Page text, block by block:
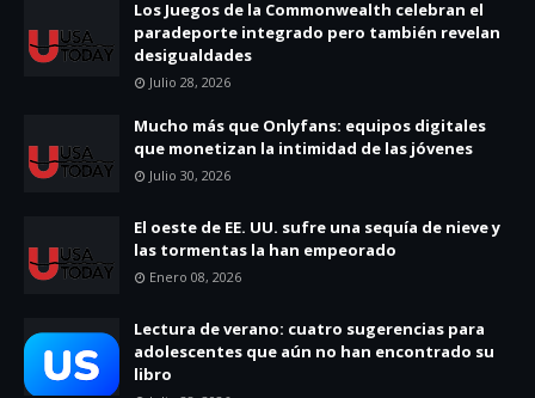
Los Juegos de la Commonwealth celebran el
paradeporte integrado pero también revelan
desigualdades
Julio 28, 2026
Mucho más que Onlyfans: equipos digitales
que monetizan la intimidad de las jóvenes
Julio 30, 2026
El oeste de EE. UU. sufre una sequía de nieve y
las tormentas la han empeorado
Enero 08, 2026
Lectura de verano: cuatro sugerencias para
adolescentes que aún no han encontrado su
libro